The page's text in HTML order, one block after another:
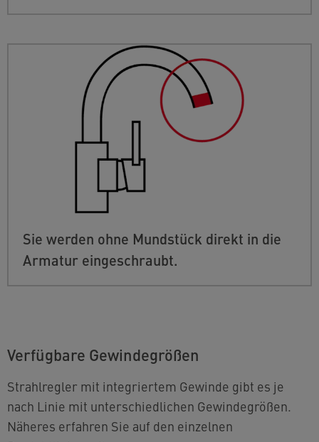
Sie werden ohne Mundstück direkt in die
Armatur eingeschraubt.
Verfügbare Gewindegrößen
Strahlregler mit integriertem Gewinde gibt es je
nach Linie mit unterschiedlichen Gewindegrößen.
Näheres erfahren Sie auf den einzelnen